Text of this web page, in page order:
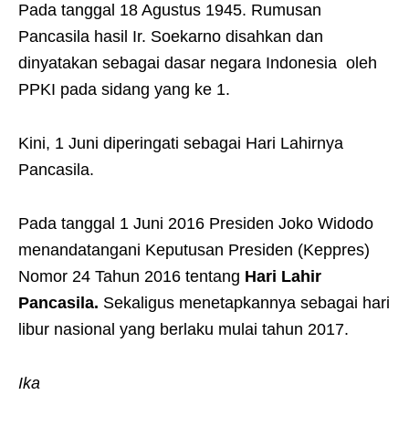
Pada tanggal 18 Agustus 1945. Rumusan
Pancasila hasil Ir. Soekarno disahkan dan
dinyatakan sebagai dasar negara Indonesia oleh
PPKI pada sidang yang ke 1.
Kini, 1 Juni diperingati sebagai Hari Lahirnya
Pancasila.
Pada tanggal 1 Juni 2016 Presiden Joko Widodo
menandatangani Keputusan Presiden (Keppres)
Nomor 24 Tahun 2016 tentang Hari Lahir
Pancasila. Sekaligus menetapkannya sebagai hari
libur nasional yang berlaku mulai tahun 2017.
Ika